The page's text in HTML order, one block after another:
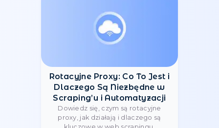
вспомогательный
инструмент маркетинга
07 maja 2025 10:07